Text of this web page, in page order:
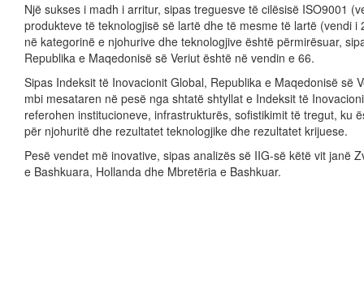
Një sukses i madh i arritur, sipas treguesve të cilësisë ISO9001
produkteve të teknologjisë së lartë dhe të mesme të lartë (vendi i
në kategorinë e njohurive dhe teknologjive është përmirësuar,
Republika e Maqedonisë së Veriut është në vendin e 66.
Sipas Indeksit të Inovacionit Global, Republika e Maqedonisë së
mbi mesataren në pesë nga shtatë shtyllat e Indeksit të
referohen institucioneve, infrastrukturës, sofistikimit të tregut, ku
për njohuritë dhe rezultatet teknologjike dhe rezultatet krijuese.
Pesë vendet më inovative, sipas analizës së IIG-së këtë vit janë
e Bashkuara, Hollanda dhe Mbretëria e Bashkuar.